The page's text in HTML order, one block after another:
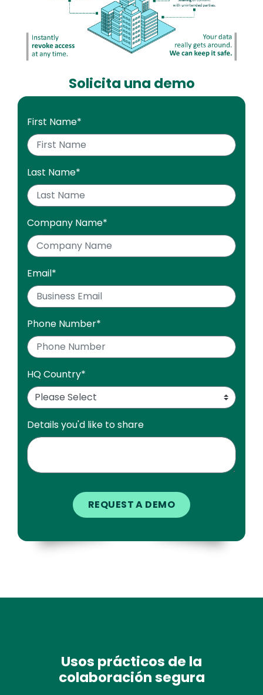
Solicita una demo
First Name*
Last Name*
Company Name*
Email*
Phone Number*
HQ Country*
Details you'd like to share
Usos prácticos de la
colaboración segura